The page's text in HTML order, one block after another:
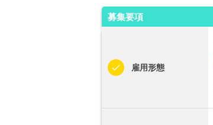
募集要項
雇用形態